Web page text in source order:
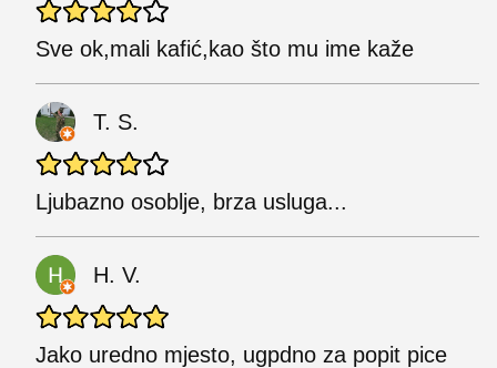
Sve ok,mali kafić,kao što mu ime kaže
T. S.
Ljubazno osoblje, brza usluga...
H. V.
Jako uredno mjesto, ugpdno za popit pice